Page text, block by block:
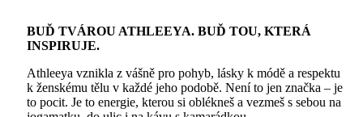
BUĎ TVÁROU ATHLEEYA. BUĎ TOU, KTERÁ
INSPIRUJE.
Athleeya vznikla z vášně pro pohyb, lásky k módě a respektu
k ženskému tělu v každé jeho podobě. Není to jen značka – je
to pocit. Je to energie, kterou si oblékneš a vezmeš s sebou na